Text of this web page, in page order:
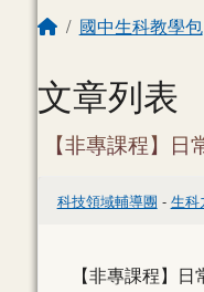
回首頁國中生科教學包
文章列表
【非專課程】
科技領域輔導團 - 生科
【非專課程】